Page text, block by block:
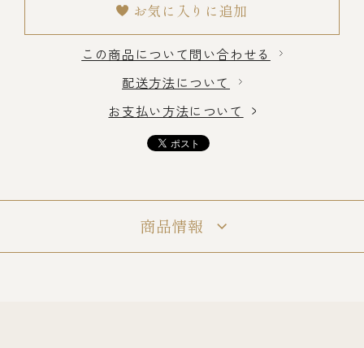
お気に入りに追加
この商品について問い合わせる
配送方法について
お支払い方法について
商品情報